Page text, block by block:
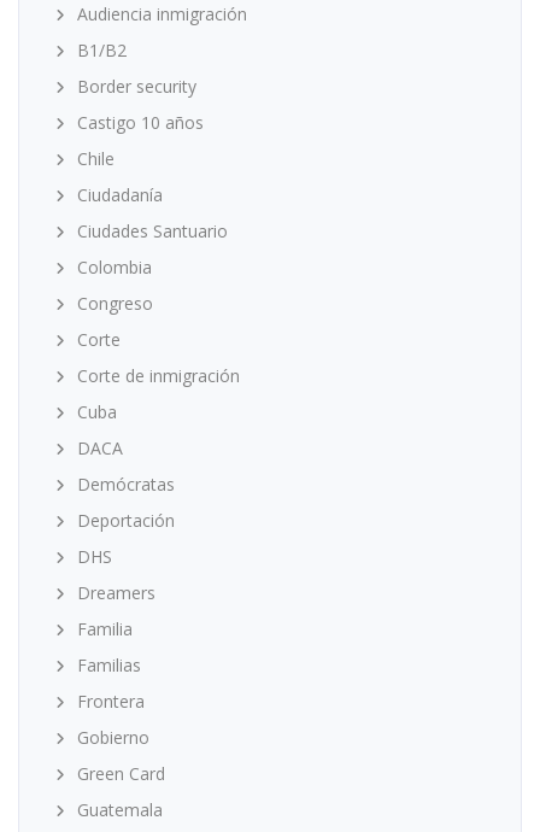
Audiencia inmigración
B1/B2
Border security
Castigo 10 años
Chile
Ciudadanía
Ciudades Santuario
Colombia
Congreso
Corte
Corte de inmigración
Cuba
DACA
Demócratas
Deportación
DHS
Dreamers
Familia
Familias
Frontera
Gobierno
Green Card
Guatemala